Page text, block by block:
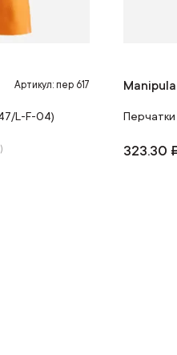
Артикул: пер 617
L-F-04)
323.30